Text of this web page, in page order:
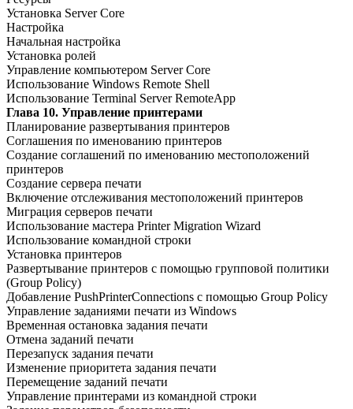
Установка Server Core
Настройка
Начальная настройка
Установка ролей
Управление компьютером Server Core
Использование Windows Remote Shell
Использование Terminal Server RemoteApp
Глава 10. Управление принтерами
Планирование развертывания принтеров
Соглашения по именованию принтеров
Создание соглашений по именованию местоположений
принтеров
Создание сервера печати
Включение отслеживания местоположений принтеров
Миграция серверов печати
Использование мастера Printer Migration Wizard
Использование командной строки
Установка принтеров
Развертывание принтеров с помощью групповой политики
(Group Policy)
Добавление PushPrinterConnections с помощью Group Policy
Управление заданиями печати из Windows
Временная остановка задания печати
Отмена заданий печати
Перезапуск задания печати
Изменение приоритета задания печати
Перемещение заданий печати
Управление принтерами из командной строки